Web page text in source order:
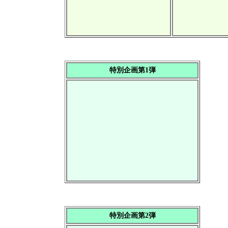
特別企画第1弾
特別企画第2弾